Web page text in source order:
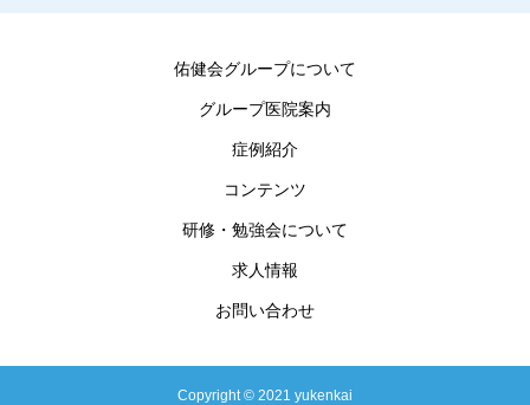
佑健会グループについて
グループ医院案内
症例紹介
コンテンツ
研修・勉強会について
求人情報
お問い合わせ
Copyright © 2021 yukenkai